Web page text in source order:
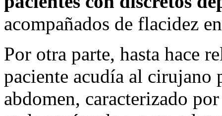
acompañados de flacidez
Por otra parte, hasta hace
paciente acudía al cirujano
abdomen, caracterizado